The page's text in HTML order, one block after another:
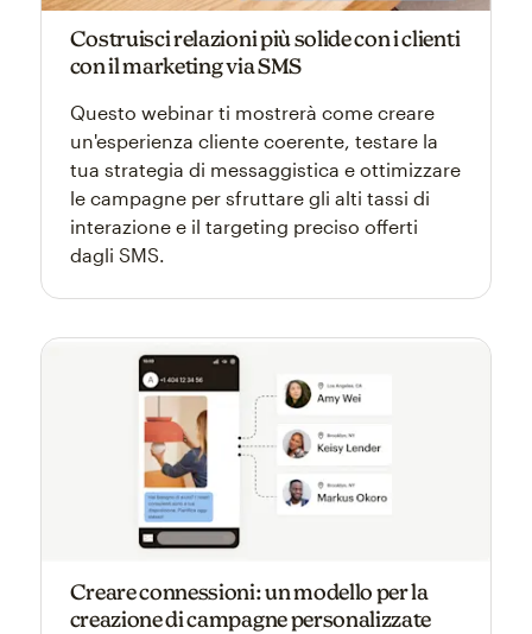
Costruisci relazioni più solide con i clienti
con il marketing via SMS
Questo webinar ti mostrerà come creare
un'esperienza cliente coerente, testare la
tua strategia di messaggistica e ottimizzare
le campagne per sfruttare gli alti tassi di
interazione e il targeting preciso offerti
dagli SMS.
Creare connessioni: un modello per la
creazione di campagne personalizzate